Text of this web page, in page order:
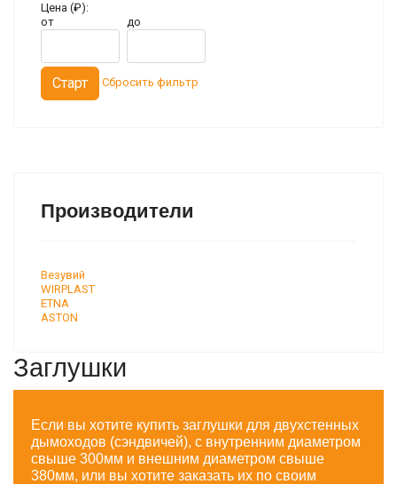
Цена (₽):
от
до
Сбросить фильтр
Производители
Везувий
WIRPLAST
ETNA
ASTON
Заглушки
Если вы хотите купить заглушки для двухстенных
дымоходов (сэндвичей), с внутренним диаметром
свыше 300мм и внешним диаметром свыше
380мм, или вы хотите заказать их по своим